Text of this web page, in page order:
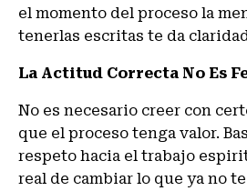
el momento del proceso la
tenerlas escritas te da
La Actitud Correcta No Es
No es necesario creer con
que el proceso tenga valor.
respeto hacia el trabajo
real de cambiar lo que ya no